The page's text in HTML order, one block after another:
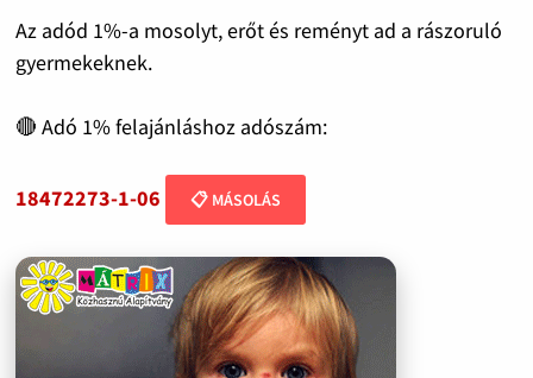
Az adód 1%-a mosolyt, erőt és reményt ad a rászoruló
gyermekeknek.
🔴 Adó 1% felajánláshoz adószám:
18472273-1-06 📋 MÁSOLÁS